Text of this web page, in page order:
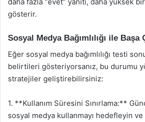
gösterir.
Sosyal Medya Bağımlılığı ile Başa
Eğer sosyal medya bağımlılığı testi
belirtileri gösteriyorsanız, bu durumu
stratejiler geliştirebilirsiniz:
1. **Kullanım Süresini Sınırlama:**
sosyal medya kullanmayı hedefleyin